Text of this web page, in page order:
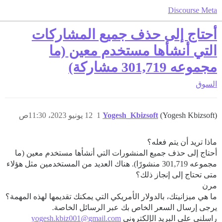
Discourse Meta
أحتاج إلى حذف جميع المشاركات
التي أنشأها مستخدم معين (ما
مجموعه 301,719 مشاركة)
السوق
Yogesh_Kbizsoft (Yogesh Kbizsoft) 12 يونيو 2023، 11:30ص 1
ماذا تريد أن يتم فعله؟
أحتاج إلى حذف جميع المنشورات التي أنشأها مستخدم معين (ما
مجموعه 301,719 منشورًا). هناك العديد من المستخدمين مثل هؤلاء
متى تحتاج إلى إنجاز ذلك؟
مرن
ما هي ميزانيتك، بالدولار الأمريكي التي يمكنك تقديمها لهذه المهمة؟
يرجى إرسال السعر الخاص بك عبر الرسائل الخاصة.
راسلني على البريد الإلكتروني yogesh.kbiz001@gmail.com